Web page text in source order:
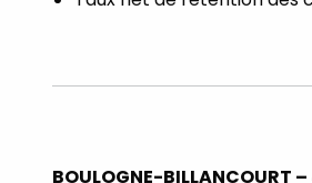
BOULOGNE-BILLANCOURT